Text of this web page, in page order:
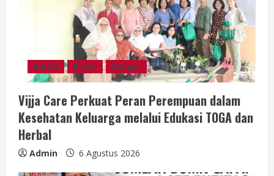
n
g
Berita Bisnis Budaya
Vijja Care Perkuat Peran Perempuan dalam
Kesehatan Keluarga melalui Edukasi TOGA dan
Herbal
Admin 6 Agustus 2026